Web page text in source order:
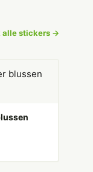
alle stickers →